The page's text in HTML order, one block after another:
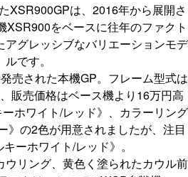
XSR900GPは、2016年から展開さ
XSR900をベースに往年のファクト
アグレッシブなバリエーションモデ
ルです。
売された本機GP。フレーム型式は
販売価格はベース機より16万円高
ホワイト/レッド》、カラーリング
》の2色が用意されましたが、注目
ーホワイト/レッド》。
リング、黄色く塗られたカウル前